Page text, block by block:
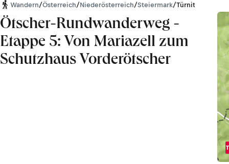
Wandern/Österreich/Niederösterreich/Steiermark/Türnitzer Alpen
Ötscher-Rundwanderweg -
Etappe 5: Von Mariazell zum
Schutzhaus Vorderötscher